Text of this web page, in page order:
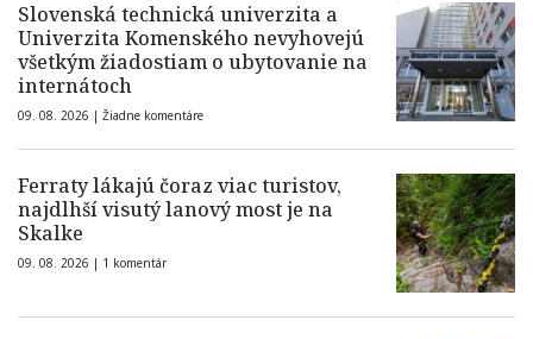
Slovenská technická univerzita a
Univerzita Komenského nevyhovejú
všetkým žiadostiam o ubytovanie na
internátoch
09. 08. 2026 | Žiadne komentáre
Ferraty lákajú čoraz viac turistov,
najdlhší visutý lanový most je na
Skalke
09. 08. 2026 | 1 komentár